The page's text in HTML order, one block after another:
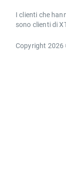
I clienti che
sono clienti di
Copyright 2026